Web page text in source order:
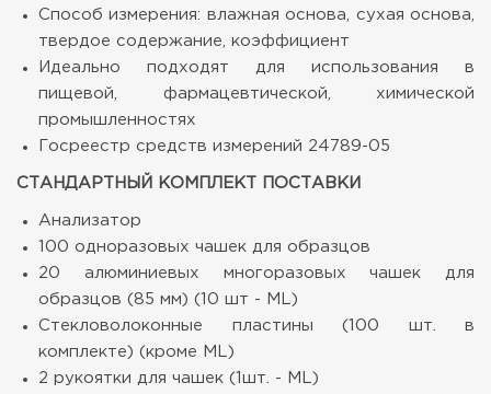
Способ измерения: влажная основа, сухая основа,
твердое содержание, коэффициент
Идеально подходят для использования в
пищевой, фармацевтической, химической
промышленностях
Госреестр средств измерений 24789-05
СТАНДАРТНЫЙ КОМПЛЕКТ ПОСТАВКИ
Анализатор
100 одноразовых чашек для образцов
20 алюминиевых многоразовых чашек для
образцов (85 мм) (10 шт - ML)
Стекловолоконные пластины (100 шт. в
комплекте) (кроме ML)
2 рукоятки для чашек (1шт. - ML)